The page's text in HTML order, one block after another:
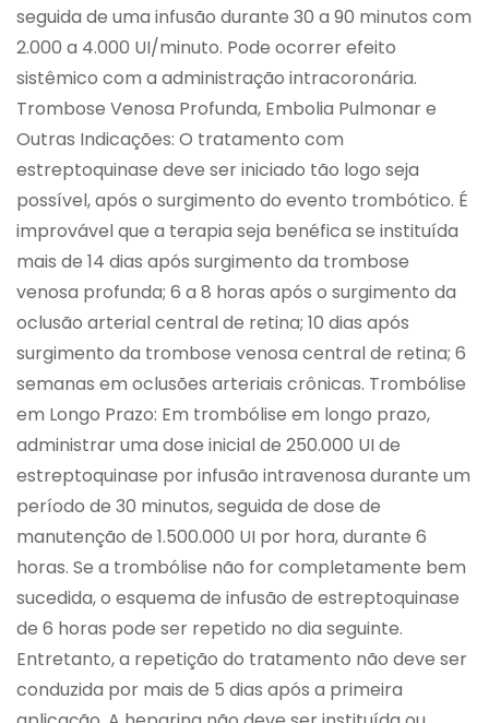
seguida de uma infusão durante 30 a 90 minutos com
2.000 a 4.000 UI/minuto. Pode ocorrer efeito
sistêmico com a administração intracoronária.
Trombose Venosa Profunda, Embolia Pulmonar e
Outras Indicações: O tratamento com
estreptoquinase deve ser iniciado tão logo seja
possível, após o surgimento do evento trombótico. É
improvável que a terapia seja benéfica se instituída
mais de 14 dias após surgimento da trombose
venosa profunda; 6 a 8 horas após o surgimento da
oclusão arterial central de retina; 10 dias após
surgimento da trombose venosa central de retina; 6
semanas em oclusões arteriais crônicas. Trombólise
em Longo Prazo: Em trombólise em longo prazo,
administrar uma dose inicial de 250.000 UI de
estreptoquinase por infusão intravenosa durante um
período de 30 minutos, seguida de dose de
manutenção de 1.500.000 UI por hora, durante 6
horas. Se a trombólise não for completamente bem
sucedida, o esquema de infusão de estreptoquinase
de 6 horas pode ser repetido no dia seguinte.
Entretanto, a repetição do tratamento não deve ser
conduzida por mais de 5 dias após a primeira